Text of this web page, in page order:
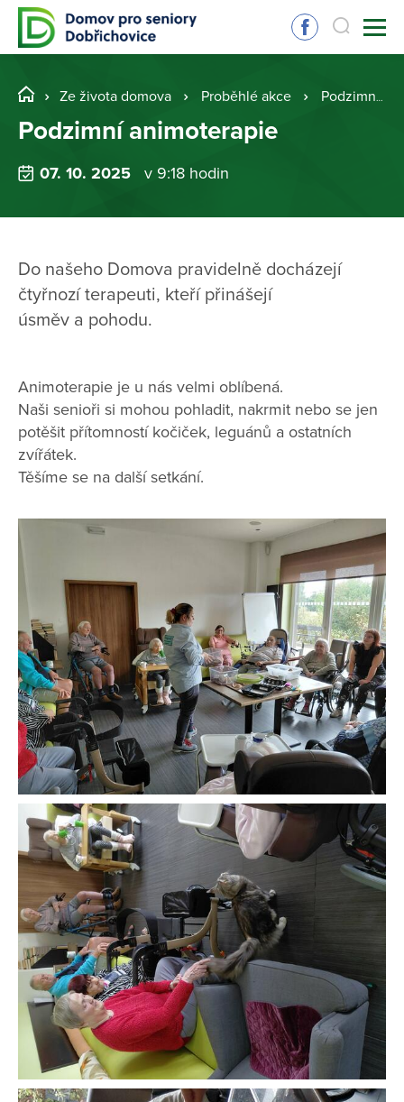
Ze života domova Proběhlé akce Podzimní animoterapie
Podzimní animoterapie
07. 10. 2025 v 9:18 hodin
Do našeho Domova pravidelně docházejí
čtyřnozí terapeuti, kteří přinášejí
úsměv a pohodu.
Animoterapie je u nás velmi oblíbená.
Naši senioři si mohou pohladit, nakrmit nebo se jen
potěšit přítomností kočiček, leguánů a ostatních
zvířátek.
Těšíme se na další setkání.